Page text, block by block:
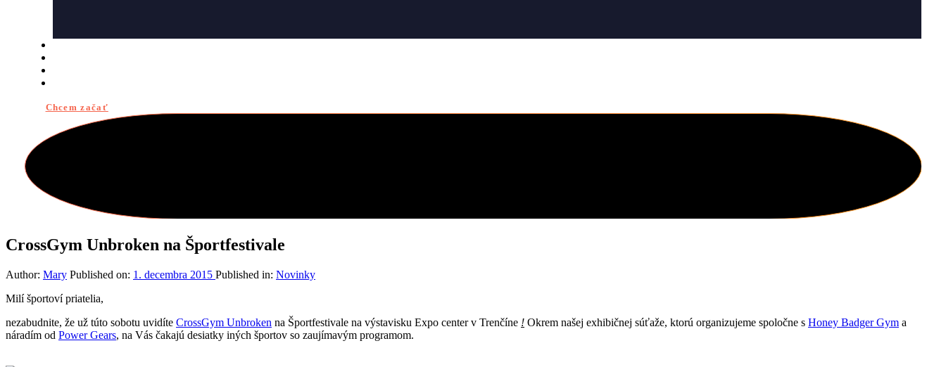
Chcem začať
CrossGym Unbroken na Športfestivale
Author: Mary Published on: 1. decembra 2015 Published in: Novinky
Milí športoví priatelia,
nezabudnite, že už túto sobotu uvidíte CrossGym Unbroken na Športfestivale na výstavisku Expo center v Trenčíne ! Okrem našej exhibičnej súťaže, ktorú organizujeme spoločne s Honey Badger Gym a
náradím od Power Gears, na Vás čakajú desiatky iných športov so zaujímavým programom.